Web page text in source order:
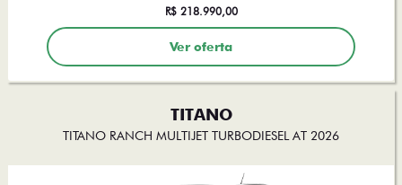
R$ 218.990,00
Ver oferta
TITANO
TITANO RANCH MULTIJET TURBODIESEL AT 2026